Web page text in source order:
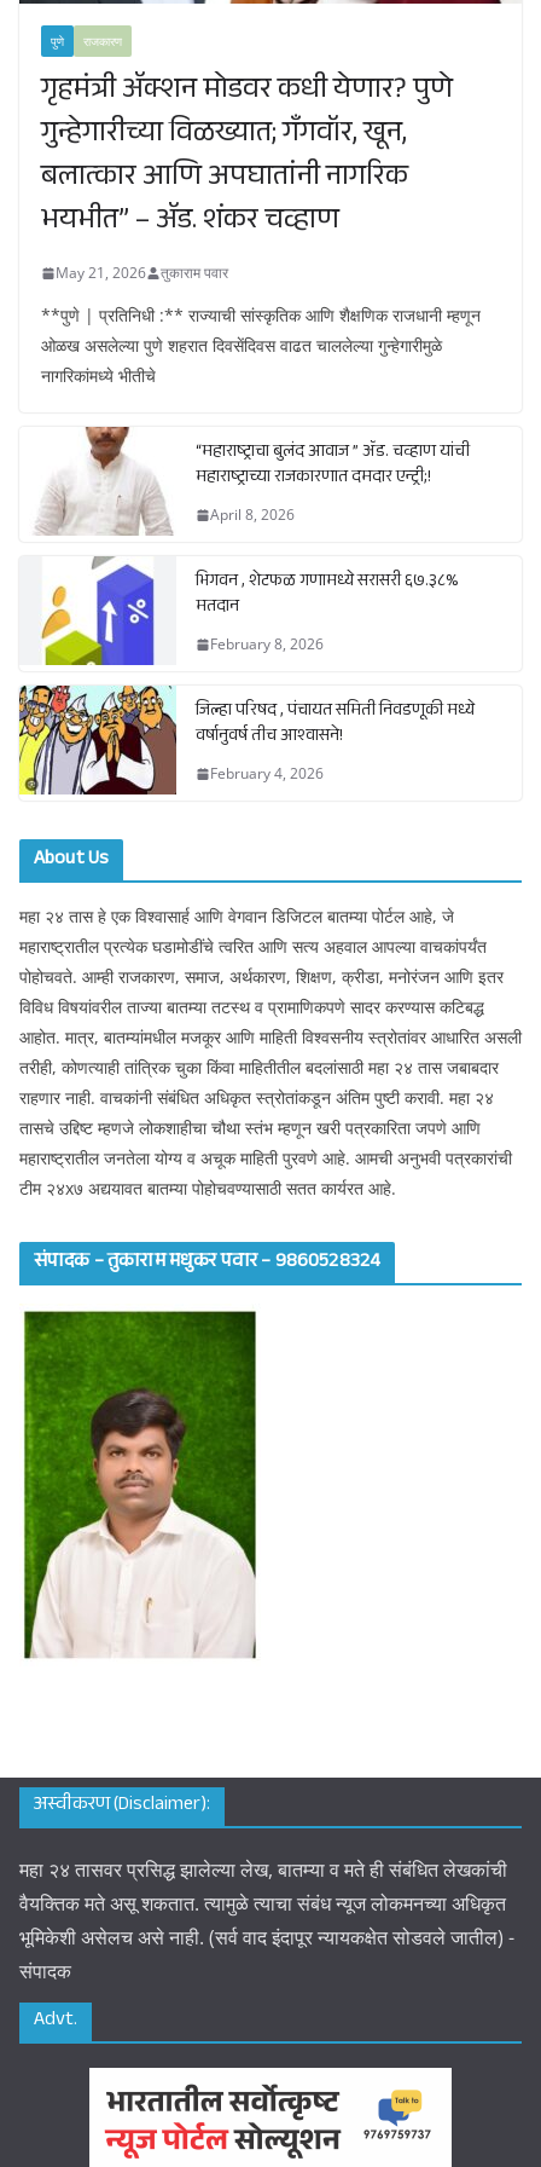
पुणे राजकारण
गृहमंत्री ॲक्शन मोडवर कधी येणार? पुणे
गुन्हेगारीच्या विळख्यात; गॅंगवॉर, खून,
बलात्कार आणि अपघातांनी नागरिक
भयभीत” – ॲड. शंकर चव्हाण
May 21, 2026 तुकाराम पवार
**पुणे | प्रतिनिधी :** राज्याची सांस्कृतिक आणि शैक्षणिक राजधानी म्हणून
ओळख असलेल्या पुणे शहरात दिवसेंदिवस वाढत चाललेल्या गुन्हेगारीमुळे
नागरिकांमध्ये भीतीचे
“महाराष्ट्राचा बुलंद आवाज ” ॲड. चव्हाण यांची
महाराष्ट्राच्या राजकारणात दमदार एन्ट्री;!
April 8, 2026
भिगवन , शेटफळ गणामध्ये सरासरी ६७.३८%
मतदान
February 8, 2026
जिल्हा परिषद , पंचायत समिती निवडणूकी मध्ये
वर्षानुवर्ष तीच आश्वासने!
February 4, 2026
About Us
महा २४ तास हे एक विश्वासार्ह आणि वेगवान डिजिटल बातम्या पोर्टल आहे, जे
महाराष्ट्रातील प्रत्येक घडामोडींचे त्वरित आणि सत्य अहवाल आपल्या वाचकांपर्यंत
पोहोचवते. आम्ही राजकारण, समाज, अर्थकारण, शिक्षण, क्रीडा, मनोरंजन आणि इतर
विविध विषयांवरील ताज्या बातम्या तटस्थ व प्रामाणिकपणे सादर करण्यास कटिबद्ध
आहोत. मात्र, बातम्यांमधील मजकूर आणि माहिती विश्वसनीय स्त्रोतांवर आधारित असली
तरीही, कोणत्याही तांत्रिक चुका किंवा माहितीतील बदलांसाठी महा २४ तास जबाबदार
राहणार नाही. वाचकांनी संबंधित अधिकृत स्त्रोतांकडून अंतिम पुष्टी करावी. महा २४
तासचे उद्दिष्ट म्हणजे लोकशाहीचा चौथा स्तंभ म्हणून खरी पत्रकारिता जपणे आणि
महाराष्ट्रातील जनतेला योग्य व अचूक माहिती पुरवणे आहे. आमची अनुभवी पत्रकारांची
टीम २४x७ अद्ययावत बातम्या पोहोचवण्यासाठी सतत कार्यरत आहे.
संपादक – तुकाराम मधुकर पवार – 9860528324
अस्वीकरण (Disclaimer):
महा २४ तासवर प्रसिद्ध झालेल्या लेख, बातम्या व मते ही संबंधित लेखकांची
वैयक्तिक मते असू शकतात. त्यामुळे त्याचा संबंध न्यूज लोकमनच्या अधिकृत
भूमिकेशी असेलच असे नाही. (सर्व वाद इंदापूर न्यायकक्षेत सोडवले जातील) -
संपादक
Advt.